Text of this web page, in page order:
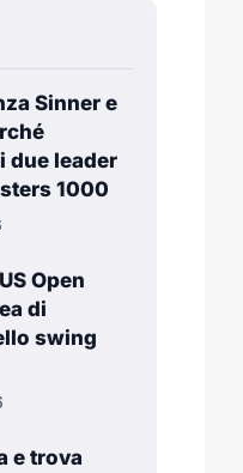
Sinner e
due leader
1000
Open
di
swing
e trova